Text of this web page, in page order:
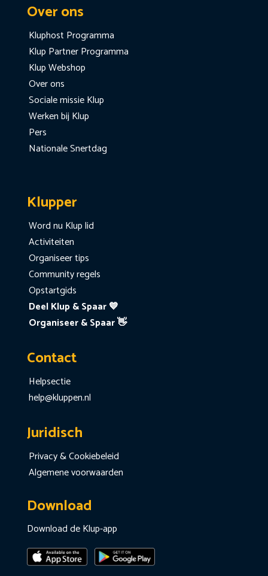
Over ons
Kluphost Programma
Klup Partner Programma
Klup Webshop
Over ons
Sociale missie Klup
Werken bij Klup
Pers
Nationale Snertdag
Klupper
Word nu Klup lid
Activiteiten
Organiseer tips
Community regels
Opstartgids
Deel Klup & Spaar 💙
Organiseer & Spaar 👋
Contact
Helpsectie
help@kluppen.nl
Juridisch
Privacy & Cookiebeleid
Algemene voorwaarden
Download
Download de Klup-app